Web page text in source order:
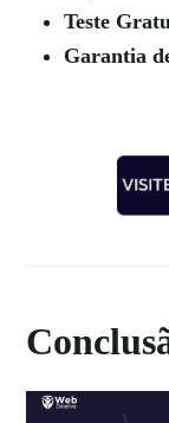
Teste
Garantia